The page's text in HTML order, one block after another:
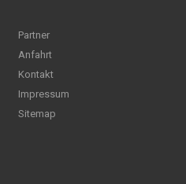
Partner
Anfahrt
Kontakt
Impressum
Sitemap